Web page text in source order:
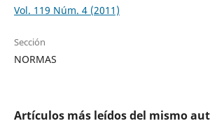
Vol. 119 Núm. 4 (2011)
Sección
NORMAS
Artículos más leídos del mismo